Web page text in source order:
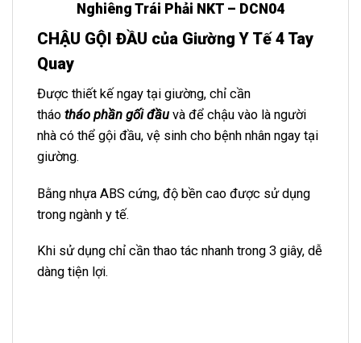
Nghiêng Trái Phải NKT – DCN04
CHẬU GỘI ĐẦU của Giường Y Tế 4 Tay
Quay
Được thiết kế ngay tại giường, chỉ cần
tháo tháo phần gối đầu và để chậu vào là người
nhà có thể gội đầu, vệ sinh cho bệnh nhân ngay tại
giường.
Bằng nhựa ABS cứng, độ bền cao được sử dụng
trong ngành y tế.
Khi sử dụng chỉ cần thao tác nhanh trong 3 giây, dễ
dàng tiện lợi.